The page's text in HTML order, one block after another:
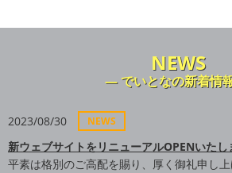
NEWS
― でいとなの新着情
2023/08/30 NEWS
新ウェブサイトをリニューアルOPENいたし
平素は格別のご高配を賜り、厚く御礼申し